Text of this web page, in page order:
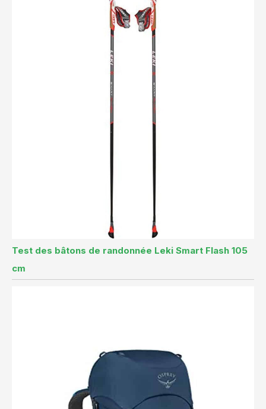
Test des bâtons de randonnée Leki Smart Flash 105
cm